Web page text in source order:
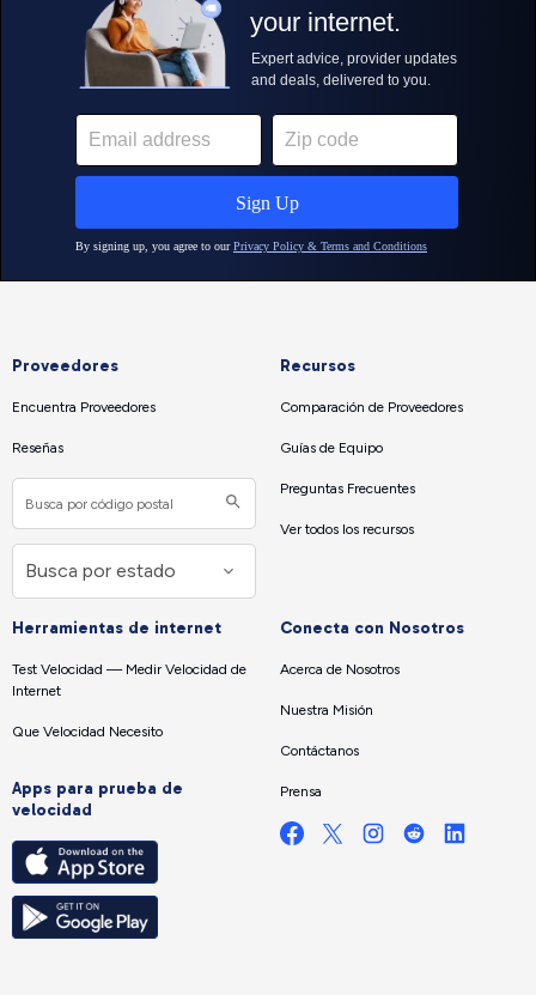
Proveedores
Encuentra Proveedores
Reseñas
Recursos
Comparación de Proveedores
Guías de Equipo
Preguntas Frecuentes
Ver todos los recursos
Herramientas de internet
Test Velocidad — Medir Velocidad de
Internet
Que Velocidad Necesito
Apps para prueba de
velocidad
Conecta con Nosotros
Acerca de Nosotros
Nuestra Misión
Contáctanos
Prensa